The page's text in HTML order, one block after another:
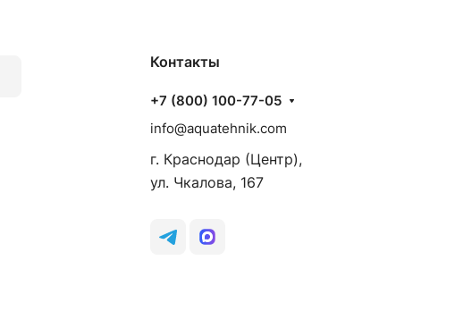
Контакты
+7 (800) 100-77-05
info@aquatehnik.com
г. Краснодар (Центр),
ул. Чкалова, 167